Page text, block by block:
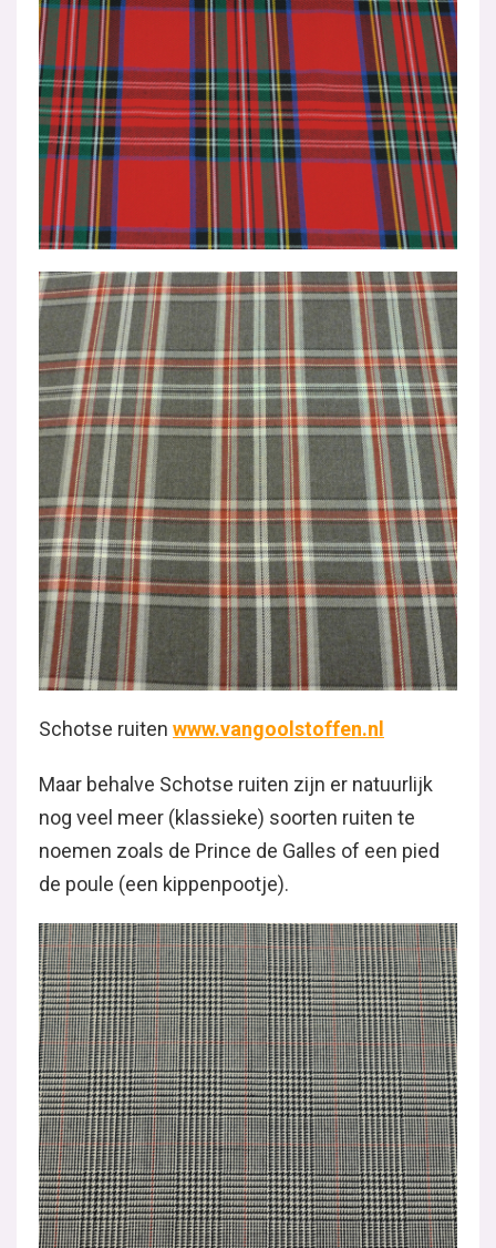
Schotse ruiten www.vangoolstoffen.nl
Maar behalve Schotse ruiten zijn er natuurlijk
nog veel meer (klassieke) soorten ruiten te
noemen zoals de Prince de Galles of een pied
de poule (een kippenpootje).